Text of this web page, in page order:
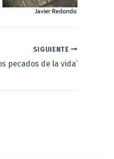
SIGUIENTE
pecados de la vida’